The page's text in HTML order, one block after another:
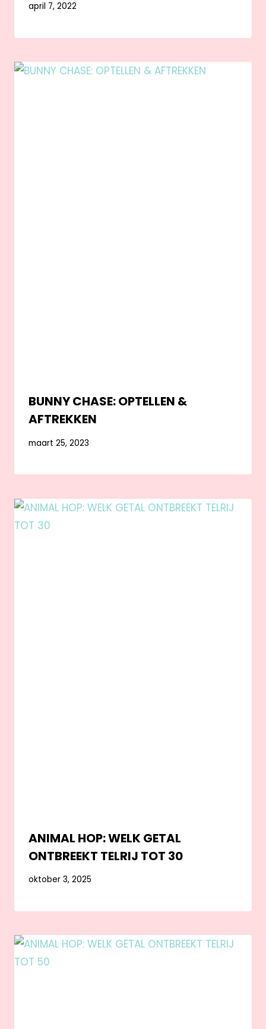
april 7, 2022
BUNNY CHASE: OPTELLEN &
AFTREKKEN
maart 25, 2023
ANIMAL HOP: WELK GETAL
ONTBREEKT TELRIJ TOT 30
oktober 3, 2025